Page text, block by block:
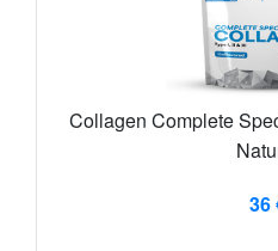
Collagen Complete
36